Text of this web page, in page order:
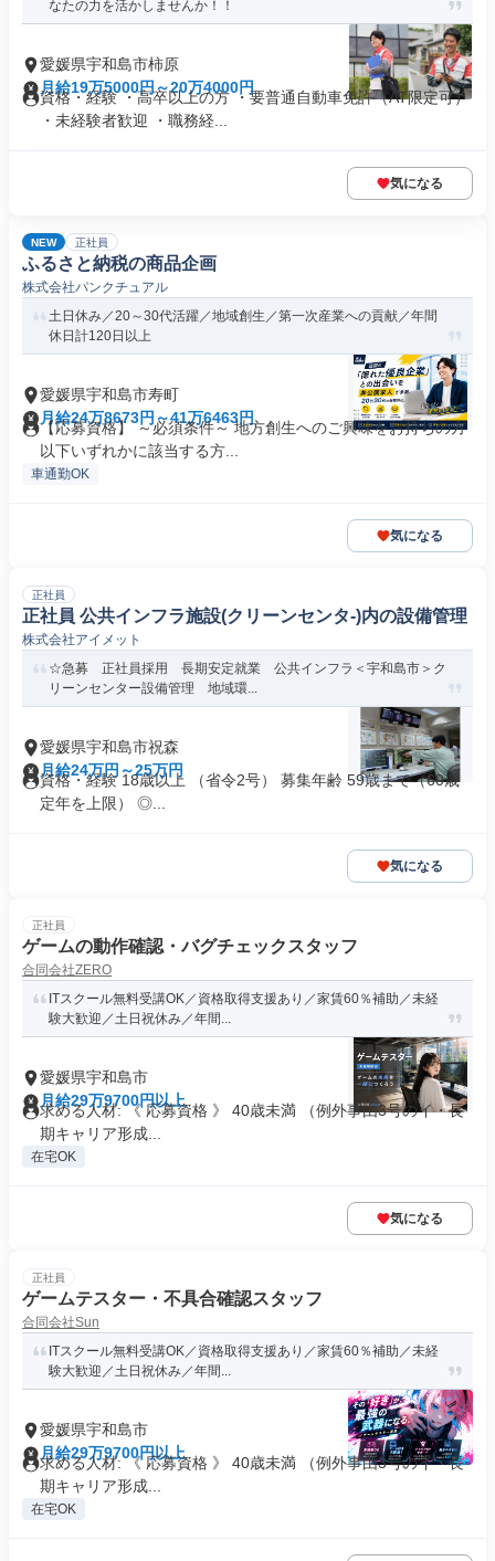
なたの力を活かしませんか！！
愛媛県宇和島市柿原
月給19万5000円～20万4000円
資格・経験 ・高卒以上の方 ・要普通自動車免許（AT限定可）
・未経験者歓迎 ・職務経...
気になる
NEW 正社員
ふるさと納税の商品企画
株式会社パンクチュアル
土日休み／20～30代活躍／地域創生／第一次産業への貢献／年間
休日計120日以上
愛媛県宇和島市寿町
月給24万8673円～41万6463円
【応募資格】 ～必須条件～ 地方創生へのご興味をお持ちの方
以下いずれかに該当する方...
車通勤OK
気になる
正社員
正社員 公共インフラ施設(クリーンセンタ-)内の設備管理
株式会社アイメット
☆急募 正社員採用 長期安定就業 公共インフラ＜宇和島市＞ク
リーンセンター設備管理 地域環...
愛媛県宇和島市祝森
月給24万円～25万円
資格・経験 18歳以上 （省令2号） 募集年齢 59歳まで（60歳
定年を上限） ◎...
気になる
正社員
ゲームの動作確認・バグチェックスタッフ
合同会社ZERO
ITスクール無料受講OK／資格取得支援あり／家賃60％補助／未経
験大歓迎／土日祝休み／年間...
愛媛県宇和島市
月給29万9700円以上
求める人材: 《 応募資格 》 40歳未満 （例外事由3号のイ・長
期キャリア形成...
在宅OK
気になる
正社員
ゲームテスター・不具合確認スタッフ
合同会社Sun
ITスクール無料受講OK／資格取得支援あり／家賃60％補助／未経
験大歓迎／土日祝休み／年間...
愛媛県宇和島市
月給29万9700円以上
求める人材: 《 応募資格 》 40歳未満 （例外事由3号のイ・長
期キャリア形成...
在宅OK